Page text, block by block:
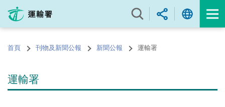
內
的首頁 刊物及新聞公報 新聞公報 運輸署
運輸署